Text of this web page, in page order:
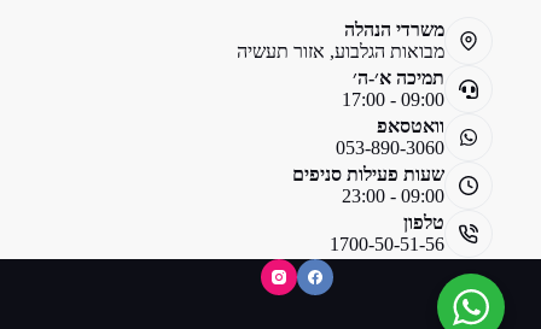
משרדי הנהלה
מבואות הגלבוע, אזור תעשיה
תמיכה א׳-ה׳
09:00 - 17:00
וואטסאפ
053-890-3060
שעות פעילות סניפים
09:00 - 23:00
טלפון
1700-50-51-56